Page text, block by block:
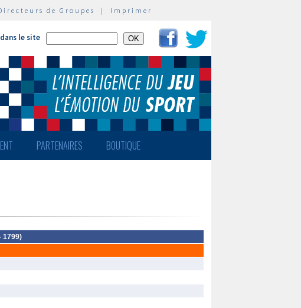
de Groupes | Imprimer
le site
PARTENAIRES BOUTIQUE
1799)